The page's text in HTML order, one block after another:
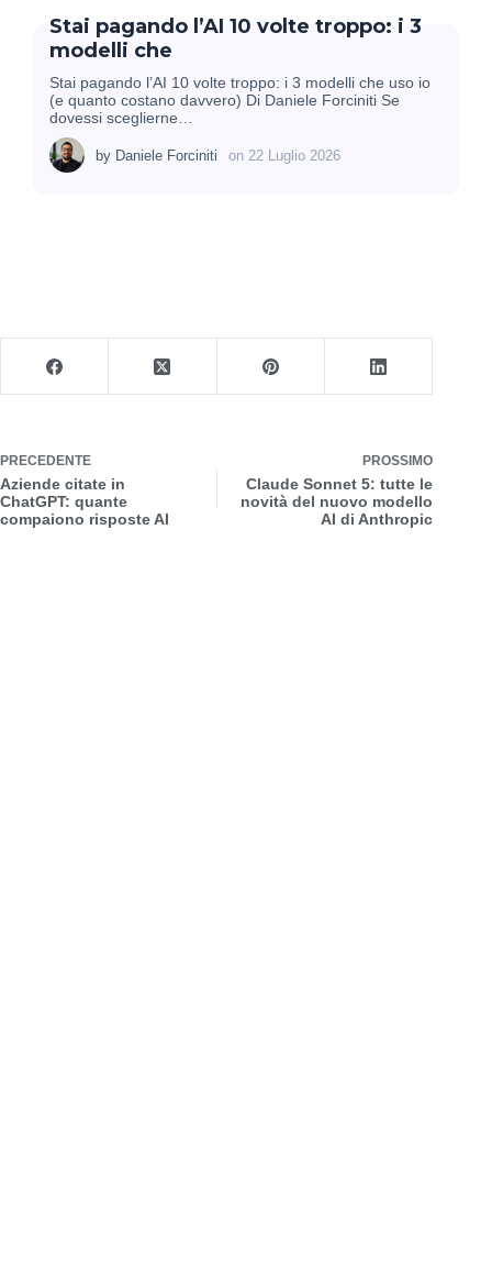
Stai pagando l’AI 10 volte troppo: i 3
modelli che
Stai pagando l’AI 10 volte troppo: i 3 modelli che uso io
(e quanto costano davvero) Di Daniele Forciniti Se
dovessi sceglierne…
by Daniele Forciniti on 22 Luglio 2026
PRECEDENTE
Aziende citate in
ChatGPT: quante
compaiono risposte AI
PROSSIMO
Claude Sonnet 5: tutte le
novità del nuovo modello
AI di Anthropic